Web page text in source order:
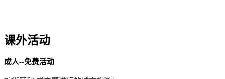
课外活动
成人--免费活动